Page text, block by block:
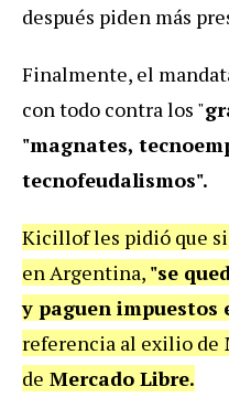
después piden más
Finalmente, el
con todo contra los "
"magnates,
tecnofeudalismos".
Kicillof les pidió que
en Argentina, "se
y paguen impuestos
referencia al exilio de
de Mercado Libre.